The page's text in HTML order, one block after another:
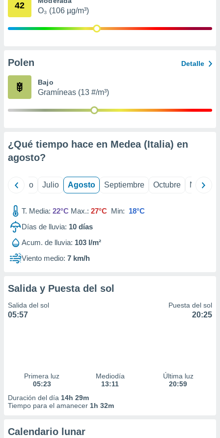
publicidad
de
1199
42
O₃ (106 µg/m³)
Polen Detalle
Bajo
Gramíneas (13 #/m³)
¿Qué tiempo hace en Medea (Italia) en
agosto?
Junio Julio Agosto Septiembre Octubre
T. Media: 22°C Max.: 27°C Min: 18°C
Días de lluvia: 10 días
Acum. de lluvia: 103 l/m²
Viento medio: 7 km/h
Salida y Puesta del sol
Salida del sol
05:57
Puesta del sol
20:25
Primera luz
05:23
Mediodía
13:11
Última luz
20:59
Duración del día 14h 29m
Tiempo para el amanecer 1h 32m
Calendario lunar